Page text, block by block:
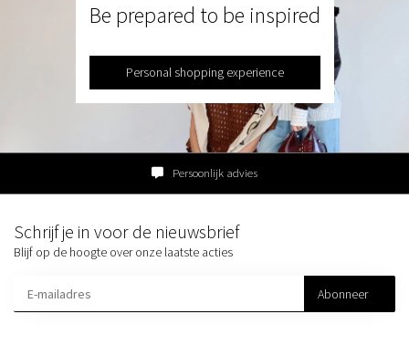
Be prepared to be inspired
Personal shopping experience
Persoonlijk advies
Schrijf je in voor de nieuwsbrief
Blijf op de hoogte over onze laatste acties
Abonneer